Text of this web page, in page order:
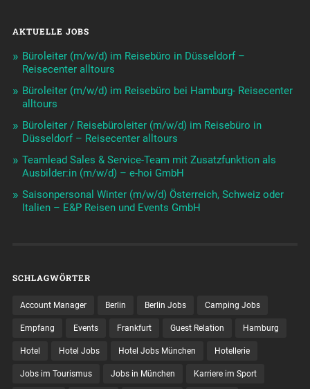
AKTUELLE JOBS
Büroleiter (m/w/d) im Reisebüro in Düsseldorf –
Reisecenter alltours
Büroleiter (m/w/d) im Reisebüro bei Hamburg- Reisecenter
alltours
Büroleiter / Reisebüroleiter (m/w/d) im Reisebüro in
Düsseldorf – Reisecenter alltours
Teamlead Sales & Service-Team mit Zusatzfunktion als
Ausbilder:in (m/w/d) – e-hoi GmbH
Saisonpersonal Winter (m/w/d) Österreich, Schweiz oder
Italien – E&P Reisen und Events GmbH
SCHLAGWÖRTER
Account Manager Berlin Berlin Jobs Camping Jobs
Empfang Events Frankfurt Guest Relation Hamburg
Hotel Hotel Jobs Hotel Jobs München Hotellerie
Jobs im Tourismus Jobs in München Karriere im Sport